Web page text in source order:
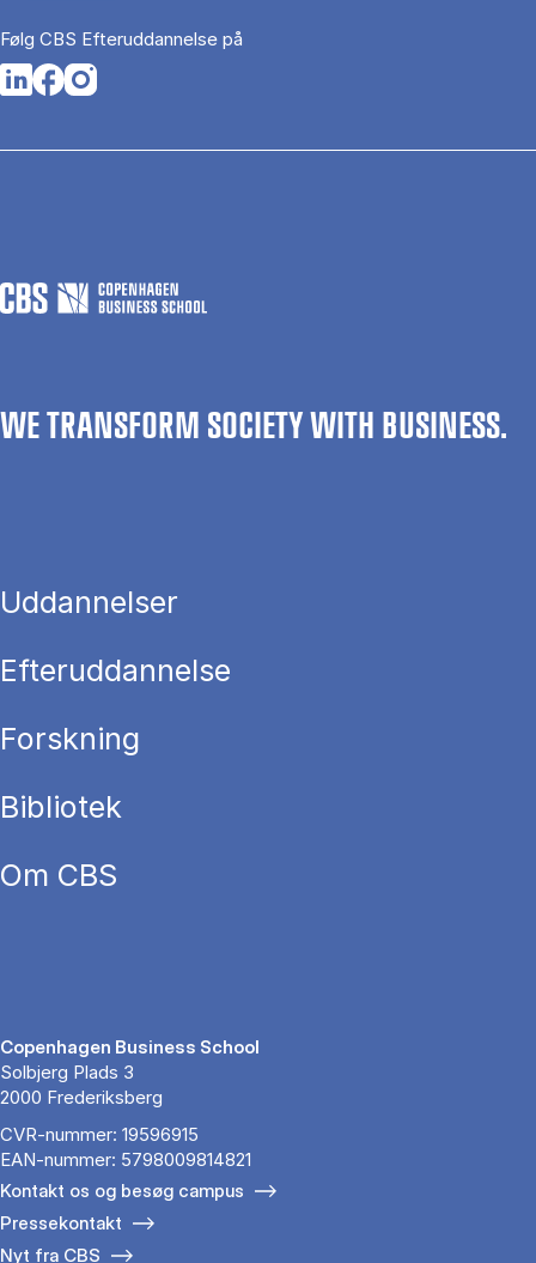
Følg CBS Efteruddannelse på
Opens in a new tab
Opens in a new tab
Opens in a new tab
WE TRANSFORM SOCIETY WITH BUSINESS.
Uddannelser
Efteruddannelse
Forskning
Bibliotek
Om CBS
Copenhagen Business School
Solbjerg Plads 3
2000 Frederiksberg
CVR-nummer: 19596915
EAN-nummer: 5798009814821
Kontakt os og besøg campus
Pressekontakt
Nyt fra CBS